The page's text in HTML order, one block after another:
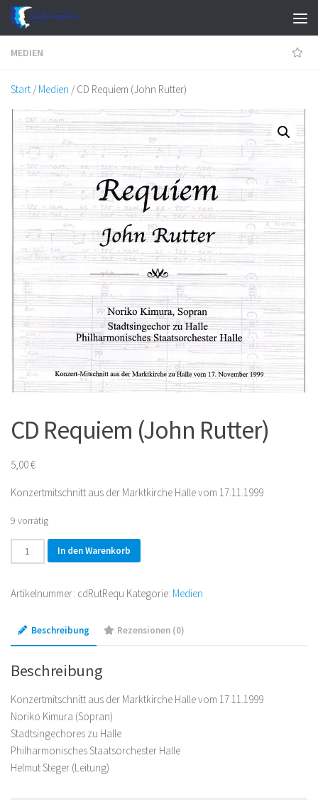
Zum Inhalt springen
MEDIEN
Start / Medien / CD Requiem (John Rutter)
CD Requiem (John Rutter)
5,00€
Konzertmitschnitt aus der Marktkirche Halle vom 17.11.1999
9 vorrätig
Requiem
Rutter)
In den Warenkorb
Artikelnummer: cdRutRequ Kategorie: Medien
Beschreibung Rezensionen (0)
Beschreibung
Konzertmitschnitt aus der Marktkirche Halle vom 17.11.1999
Noriko Kimura (Sopran)
Stadtsingechores zu Halle
Philharmonisches Staatsorchester Halle
Helmut Steger (Leitung)